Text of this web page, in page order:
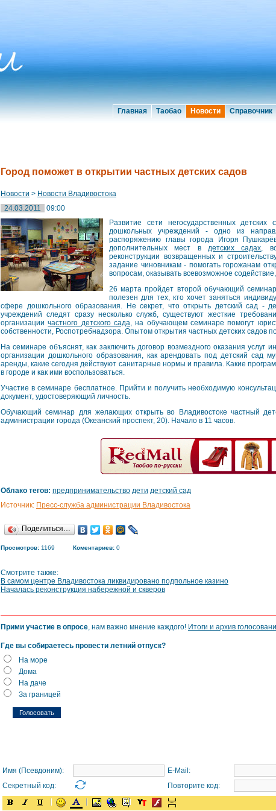
Главная Таобао Новости Справочник
Город поможет в открытии частных детских садов
Новости > Новости Владивостока
24.03.2011
09:00
Развитие сети негосударственных
дошкольных учреждений - одно из
распоряжению главы города Игоря
дополнительных мест в детских садах,
реконструкции возвращенных и
задание чиновникам - помогать горожанам
вопросам, оказывать всевозможное
26 марта пройдет второй обучающий
полезен для тех, кто хочет заняться
сфере дошкольного образования. Не секрет, что открыть детский сад -
учреждений следят сразу несколько служб, существуют жесткие
организациичастного детского сада, на обучающем семинаре помогут
собственности, Роспотребнадзора. Опытом открытия частных детских садов
На семинаре объяснят, как заключить договор возмездного оказания
организации дошкольного образования, как арендовать под детский сад
аренды, какие сегодня действуют санитарные нормы и правила. Какие
в городе и как ими воспользоваться.
Участие в семинаре бесплатное. Прийти и получить необходимую
документ, удостоверяющий личность.
Обучающий семинар для желающих открыть во Владивостоке частный
администрации города (Океанский проспект, 20). Начало в 11 часов.
Облако тегов: предпринимательство дети детский сад
Источник: Пресс-служба администрации Владивостока
Поделиться…
Просмотров: 1169 Коментариев: 0
Смотрите также:
В самом центре Владивостока ликвидировано подпольное казино
Началась реконструкция набережной и скверов
Прими участие в опросе, нам важно мнение каждого! Итоги и архив
Где вы собираетесь провести летний отпуск?
На море
Дома
На даче
За границей
Имя (Псевдоним):
E-Mail:
Секретный код:
Повторите код: